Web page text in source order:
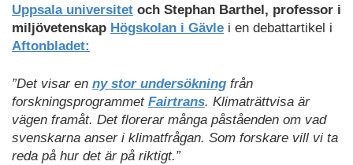
Uppsala universitet och Stephan Barthel, professor i
miljövetenskap Högskolan i Gävle i en debattartikel i
Aftonbladet:
”Det visar en ny stor undersökning från
forskningsprogrammet Fairtrans. Klimaträttvisa är
vägen framåt. Det florerar många påståenden om vad
svenskarna anser i klimatfrågan. Som forskare vill vi ta
reda på hur det är på riktigt.”